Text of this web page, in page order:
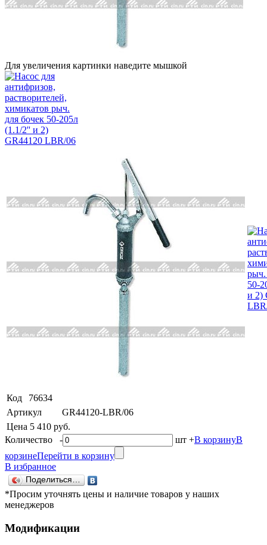
Для увеличения картинки наведите мышкой
Код
76634
Артикул
GR44120-LBR/06
Цена 5 410 руб.
Количество - шт +В корзинуВ
корзинеПерейти в корзину
В избранное
Поделиться…
*Просим уточнять цены и наличие товаров у наших
менеджеров
Модификации